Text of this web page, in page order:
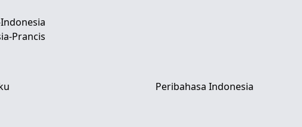
Prancis
Peribahasa Indonesia